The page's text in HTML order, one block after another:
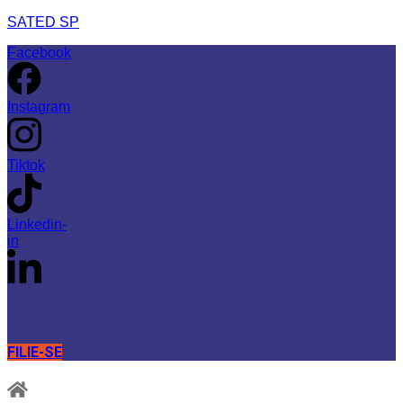
SATED SP
Facebook
Instagram
Tiktok
Linkedin-
in
FILIE-SE